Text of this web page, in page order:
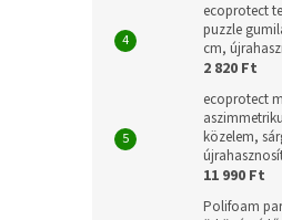
ecoprotect
puzzle
cm,
2 820 Ft
ecoprotect
közelem,
11 990 Ft
Polifoam